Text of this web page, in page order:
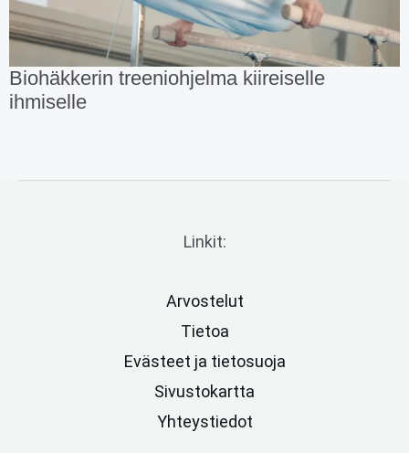
Biohäkkerin treeniohjelma kiireiselle
ihmiselle
Linkit:
Arvostelut
Tietoa
Evästeet ja tietosuoja
Sivustokartta
Yhteystiedot